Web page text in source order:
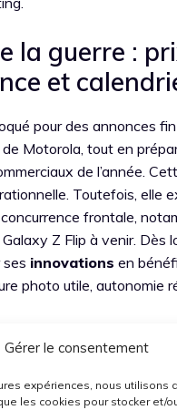
Gérer le consentement
expériences, nous utilisons
les cookies pour stocker et/
la guerre :
et
pour des annonces fin
de Motorola, tout en
de l’année.
Toutefois, elle
frontale,
Z Flip à venir. Dès
innovations en
photo utile, autonomie
“matière +
dépendra du